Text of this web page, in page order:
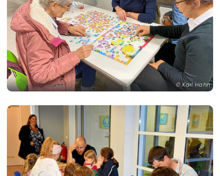
Karl Hahn